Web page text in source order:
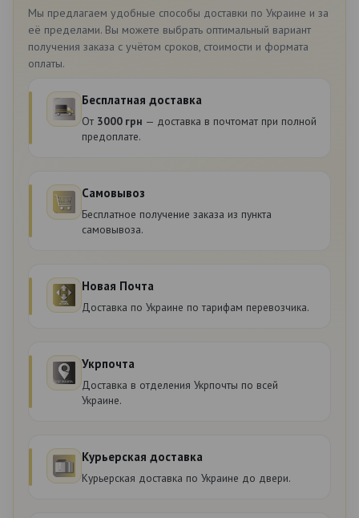
Мы предлагаем удобные способы доставки по Украине и за
её пределами. Вы можете выбрать оптимальный вариант
получения заказа с учётом сроков, стоимости и формата
оплаты.
Бесплатная доставка
От 3000 грн — доставка в почтомат при полной
предоплате.
Самовывоз
Бесплатное получение заказа из пункта
самовывоза.
Новая Почта
Доставка по Украине по тарифам перевозчика.
Укрпочта
Доставка в отделения Укрпочты по всей
Украине.
Курьерская доставка
Курьерская доставка по Украине до двери.